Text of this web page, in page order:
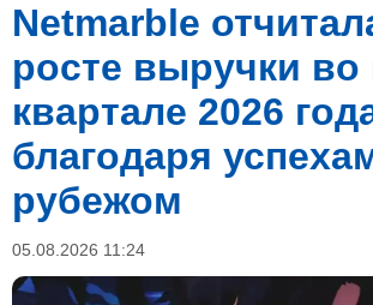
Netmarble
росте выручки во
квартале 2026
благодаря
рубежом
05.08.2026 11:24